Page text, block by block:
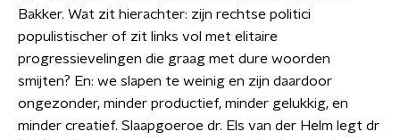
Bakker. Wat zit hierachter: zijn rechtse politici
populistischer of zit links vol met elitaire
progressievelingen die graag met dure woorden
smijten? En: we slapen te weinig en zijn daardoor
ongezonder, minder productief, minder gelukkig, en
minder creatief. Slaapgoeroe dr. Els van der Helm legt dr